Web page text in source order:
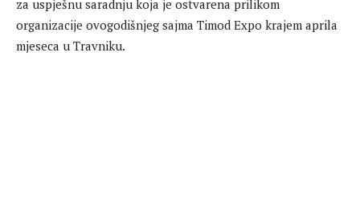
za uspješnu saradnju koja je ostvarena prilikom
organizacije ovogodišnjeg sajma Timod Expo krajem aprila
mjeseca u Travniku.